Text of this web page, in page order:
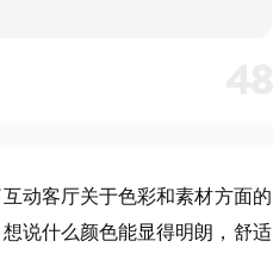
动客厅关于色彩和素材方面的
说什么颜色能显得明朗，舒适